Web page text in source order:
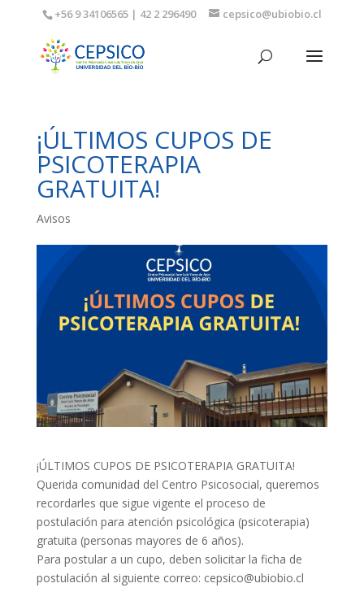
+56 9 34106565 | 42 2 296490 cepsico@ubiobio.cl
¡ÚLTIMOS CUPOS DE
PSICOTERAPIA
GRATUITA!
Avisos
¡ÚLTIMOS CUPOS DE PSICOTERAPIA GRATUITA!
Querida comunidad del Centro Psicosocial, queremos
recordarles que sigue vigente el proceso de
postulación para atención psicológica (psicoterapia)
gratuita (personas mayores de 6 años).
Para postular a un cupo, deben solicitar la ficha de
postulación al siguiente correo: cepsico@ubiobio.cl